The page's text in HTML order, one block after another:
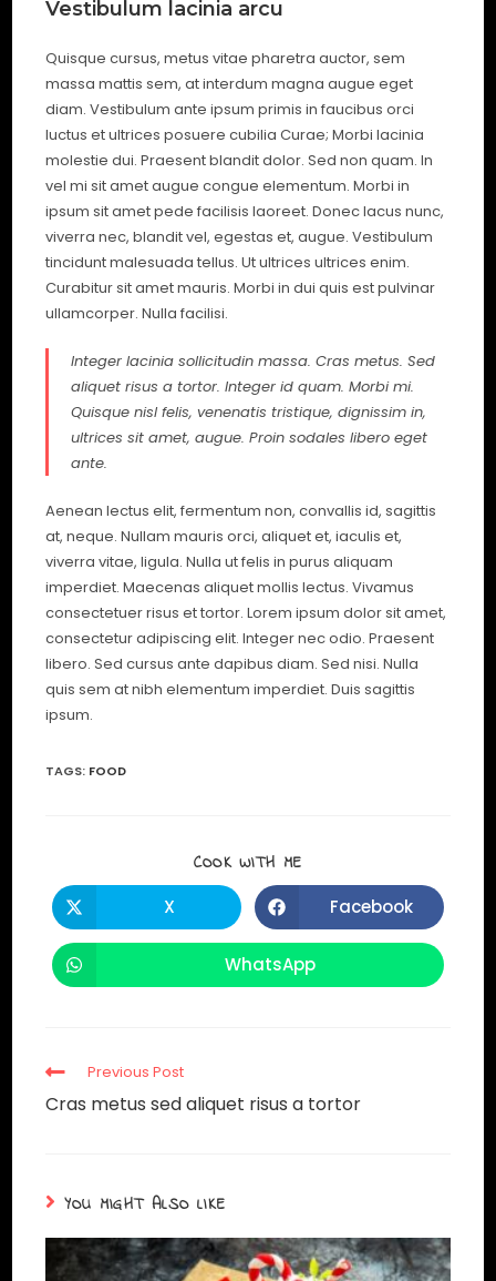
Vestibulum lacinia arcu
Quisque cursus, metus vitae pharetra auctor, sem
massa mattis sem, at interdum magna augue eget
diam. Vestibulum ante ipsum primis in faucibus orci
luctus et ultrices posuere cubilia Curae; Morbi lacinia
molestie dui. Praesent blandit dolor. Sed non quam. In
vel mi sit amet augue congue elementum. Morbi in
ipsum sit amet pede facilisis laoreet. Donec lacus nunc,
viverra nec, blandit vel, egestas et, augue. Vestibulum
tincidunt malesuada tellus. Ut ultrices ultrices enim.
Curabitur sit amet mauris. Morbi in dui quis est pulvinar
ullamcorper. Nulla facilisi.
Integer lacinia sollicitudin massa. Cras metus. Sed
aliquet risus a tortor. Integer id quam. Morbi mi.
Quisque nisl felis, venenatis tristique, dignissim in,
ultrices sit amet, augue. Proin sodales libero eget
ante.
Aenean lectus elit, fermentum non, convallis id, sagittis
at, neque. Nullam mauris orci, aliquet et, iaculis et,
viverra vitae, ligula. Nulla ut felis in purus aliquam
imperdiet. Maecenas aliquet mollis lectus. Vivamus
consectetuer risus et tortor. Lorem ipsum dolor sit amet,
consectetur adipiscing elit. Integer nec odio. Praesent
libero. Sed cursus ante dapibus diam. Sed nisi. Nulla
quis sem at nibh elementum imperdiet. Duis sagittis
ipsum.
TAGS: FOOD
COOK WITH ME
X
Facebook
WhatsApp
Previous Post
Cras metus sed aliquet risus a tortor
YOU MIGHT ALSO LIKE